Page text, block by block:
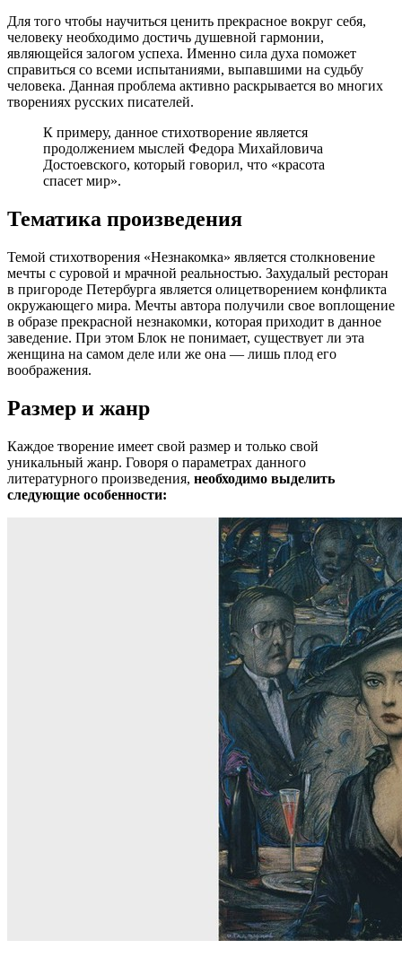
Для того чтобы научиться ценить прекрасное вокруг себя,
человеку необходимо достичь душевной гармонии,
являющейся залогом успеха. Именно сила духа поможет
справиться со всеми испытаниями, выпавшими на судьбу
человека. Данная проблема активно раскрывается во многих
творениях русских писателей.
К примеру, данное стихотворение является
продолжением мыслей Федора Михайловича
Достоевского, который говорил, что «красота
спасет мир».
Тематика произведения
Темой стихотворения «Незнакомка» является столкновение
мечты с суровой и мрачной реальностью. Захудалый ресторан
в пригороде Петербурга является олицетворением конфликта
окружающего мира. Мечты автора получили свое воплощение
в образе прекрасной незнакомки, которая приходит в данное
заведение. При этом Блок не понимает, существует ли эта
женщина на самом деле или же она — лишь плод его
воображения.
Размер и жанр
Каждое творение имеет свой размер и только свой
уникальный жанр. Говоря о параметрах данного
литературного произведения, необходимо выделить
следующие особенности: